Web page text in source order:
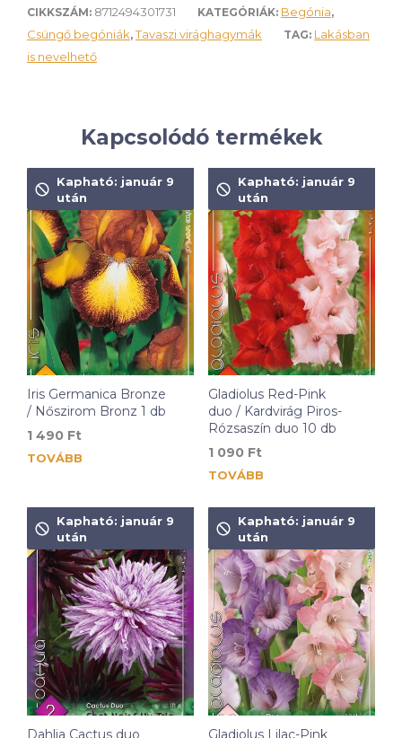
CIKKSZÁM: 8712494301731 KATEGÓRIÁK: Begónia,
Csüngő begóniák,Tavaszi virághagymák TAG: Lakásban
is nevelhető
Kapcsolódó termékek
Iris Germanica Bronze
/ Nőszirom Bronz 1 db
1 490 Ft
Kapható: január 9
után
TOVÁBB
Gladiolus Red-Pink
duo / Kardvirág Piros-
Rózsaszín duo 10 db
1 090 Ft
Kapható: január 9
után
TOVÁBB
Dahlia Cactus duo
Kapható: január 9
után
Gladiolus Lilac-Pink
Kapható: január 9
után